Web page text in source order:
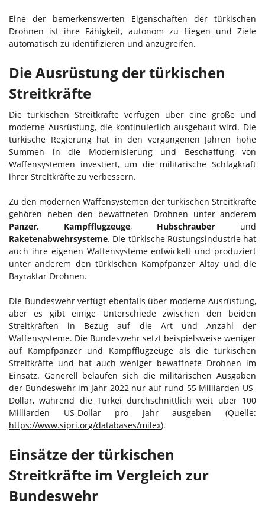
Eine der bemerkenswerten Eigenschaften der türkischen
Drohnen ist ihre Fähigkeit, autonom zu fliegen und Ziele
automatisch zu identifizieren und anzugreifen.
Die Ausrüstung der türkischen
Streitkräfte
Die türkischen Streitkräfte verfügen über eine große und
moderne Ausrüstung, die kontinuierlich ausgebaut wird. Die
türkische Regierung hat in den vergangenen Jahren hohe
Summen in die Modernisierung und Beschaffung von
Waffensystemen investiert, um die militärische Schlagkraft
ihrer Streitkräfte zu verbessern.
Zu den modernen Waffensystemen der türkischen Streitkräfte
gehören neben den bewaffneten Drohnen unter anderem
Panzer, Kampfflugzeuge, Hubschrauber und
Raketenabwehrsysteme. Die türkische Rüstungsindustrie hat
auch ihre eigenen Waffensysteme entwickelt und produziert
unter anderem den türkischen Kampfpanzer Altay und die
Bayraktar-Drohnen.
Die Bundeswehr verfügt ebenfalls über moderne Ausrüstung,
aber es gibt einige Unterschiede zwischen den beiden
Streitkräften in Bezug auf die Art und Anzahl der
Waffensysteme. Die Bundeswehr setzt beispielsweise weniger
auf Kampfpanzer und Kampfflugzeuge als die türkischen
Streitkräfte und hat auch weniger bewaffnete Drohnen im
Einsatz. Generell belaufen sich die militärischen Ausgaben
der Bundeswehr im Jahr 2022 nur auf rund 55 Milliarden US-
Dollar, während die Türkei durchschnittlich weit über 100
Milliarden US-Dollar pro Jahr ausgeben (Quelle:
https://www.sipri.org/databases/milex).
Einsätze der türkischen
Streitkräfte im Vergleich zur
Bundeswehr